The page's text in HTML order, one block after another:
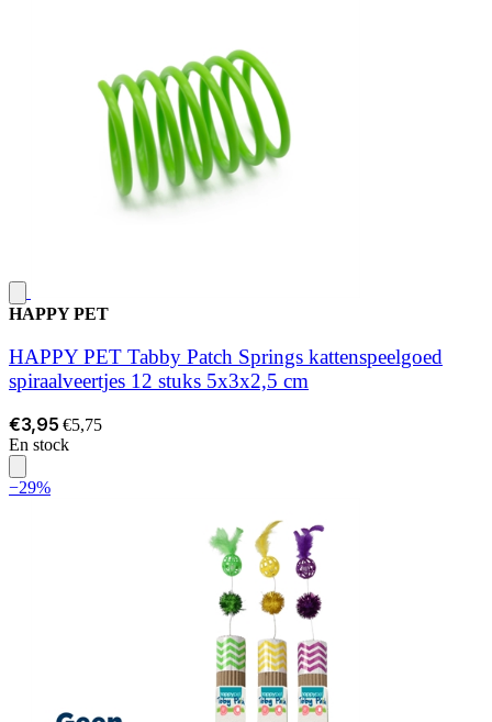
HAPPY PET
HAPPY PET Tabby Patch Springs kattenspeelgoed
spiraalveertjes 12 stuks 5x3x2,5 cm
€3,95 €5,75
En stock
−29%